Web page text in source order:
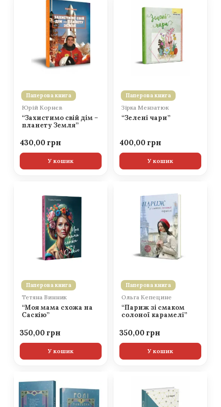
Паперова книга
Юрій Корнєв
“Захистимо свій дім –
планету Земля”
430,00
У кошик
Паперова книга
Зірка Мензатюк
“Зелені чари”
400,00
У кошик
Паперова книга
Тетяна Винник
“Моя мама схожа на
Саскію”
350,00
У кошик
Паперова книга
Ольга Кепецине
“Париж зі смаком
солоної карамелі”
350,00
У кошик